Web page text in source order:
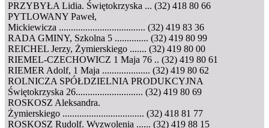
PRZYBYŁA Lidia. Świętokrzyska ... (32) 418 80 66
PYTLOWANY Paweł,
Mickiewicza .................................... (32) 419 83 36
RADA GMINY, Szkolna 5 .............. (32) 419 80 99
REICHEL Jerzy, Żymierskiego ....... (32) 419 80 00
RIEMEL-CZECHOWICZ 1 Maja 76 .. (32) 419 80 61
RIEMER Adolf, 1 Maja .................... (32) 419 80 62
ROLNICZA SPÓŁDZIELNIA PRODUKCYJNA
Świętokrzyska 26............................ (32) 419 80 69
ROSKOSZ Aleksandra.
Żymierskiego .................................. (32) 418 81 77
ROSKOSZ Rudolf. Wyzwolenia ...... (32) 419 88 15